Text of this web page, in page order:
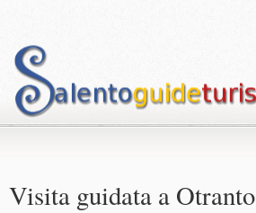
Visita guidata a Otranto